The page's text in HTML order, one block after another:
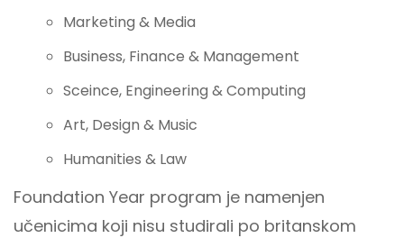
Marketing & Media
Business, Finance & Management
Sceince, Engineering & Computing
Art, Design & Music
Humanities & Law
Foundation Year program je namenjen
učenicima koji nisu studirali po britanskom